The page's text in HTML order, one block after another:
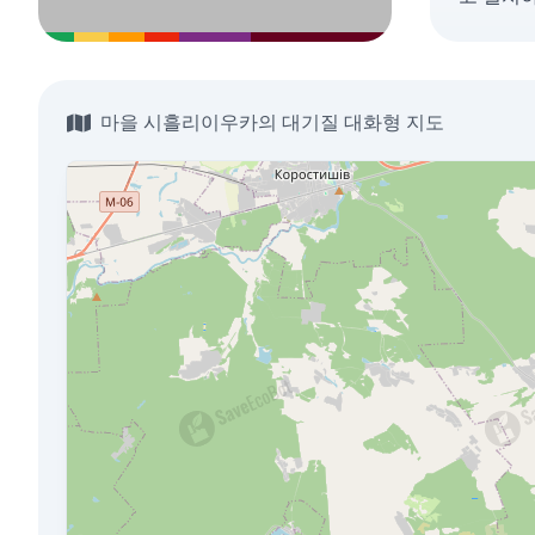
마을 시흘리이우카의 대기질 대화형 지도